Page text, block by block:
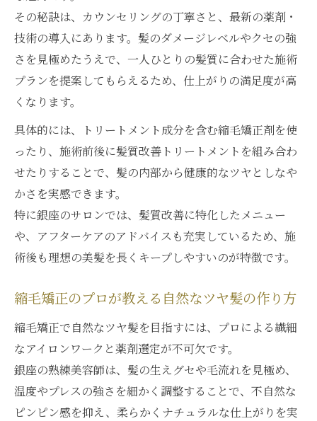
その秘訣は、カウンセリングの丁寧さと、最新の薬剤・
技術の導入にあります。髪のダメージレベルやクセの強
さを見極めたうえで、一人ひとりの髪質に合わせた施術
プランを提案してもらえるため、仕上がりの満足度が高
くなります。
具体的には、トリートメント成分を含む縮毛矯正剤を使
ったり、施術前後に髪質改善トリートメントを組み合わ
せたりすることで、髪の内部から健康的なツヤとしなや
かさを実感できます。
特に銀座のサロンでは、髪質改善に特化したメニュー
や、アフターケアのアドバイスも充実しているため、施
術後も理想の美髪を長くキープしやすいのが特徴です。
縮毛矯正のプロが教える自然なツヤ髪の作り方
縮毛矯正で自然なツヤ髪を目指すには、プロによる繊細
なアイロンワークと薬剤選定が不可欠です。
銀座の熟練美容師は、髪の生えグセや毛流れを見極め、
温度やプレスの強さを細かく調整することで、不自然な
ピンピン感を抑え、柔らかくナチュラルな仕上がりを実